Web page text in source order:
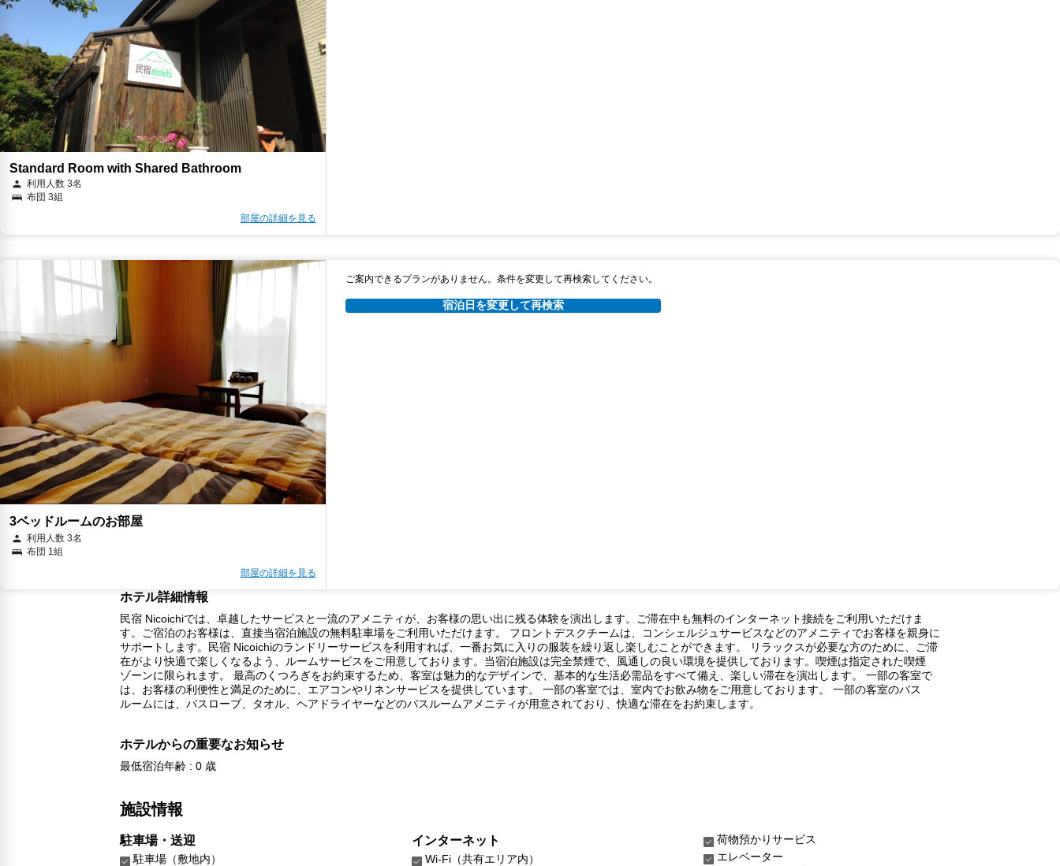
Standard Room with Shared Bathroom
利用人数 3名
布団 3組
部屋の詳細を見る
3ベッドルームのお部屋
利用人数 3名
布団 1組
部屋の詳細を見る
ご案内できるプランがありません。条件を変更して再検索してください。
宿泊日を変更して再検索
ホテル詳細情報
民宿 Nicoichiでは、卓越したサービスと一流のアメニティが、お客様の思い出に残る体験を演出します。ご滞在中も無料のインターネット接続をご利用いただけま
す。ご宿泊のお客様は、直接当宿泊施設の無料駐車場をご利用いただけます。 フロントデスクチームは、コンシェルジュサービスなどのアメニティでお客様を親身に
サポートします。民宿 Nicoichiのランドリーサービスを利用すれば、一番お気に入りの服装を繰り返し楽しむことができます。 リラックスが必要な方のために、ご滞
在がより快適で楽しくなるよう、ルームサービスをご用意しております。当宿泊施設は完全禁煙で、風通しの良い環境を提供しております。喫煙は指定された喫煙
ゾーンに限られます。 最高のくつろぎをお約束するため、客室は魅力的なデザインで、基本的な生活必需品をすべて備え、楽しい滞在を演出します。 一部の客室で
は、お客様の利便性と満足のために、エアコンやリネンサービスを提供しています。 一部の客室では、室内でお飲み物をご用意しております。 一部の客室のバス
ルームには、バスローブ、タオル、ヘアドライヤーなどのバスルームアメニティが用意されており、快適な滞在をお約束します。
ホテルからの重要なお知らせ
最低宿泊年齢 : 0 歳
施設情報
駐車場・送迎
駐車場（敷地内）
インターネット
Wi-Fi（共有エリア内）
荷物預かりサービス
エレベーター